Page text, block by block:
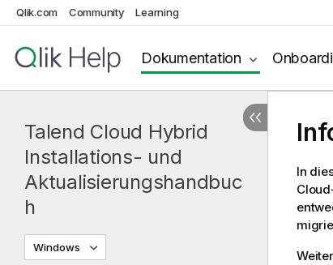
Qlik.com Community Learning
Dokumentation
Talend Cloud Hybrid
Installations- und
Aktualisierungshandbuc
h
Windows
In
Cloud